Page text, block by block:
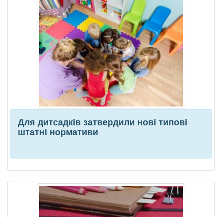
Для дитсадків затвердили нові типові
штатні нормативи